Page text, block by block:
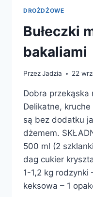
DROŻDŻOWE
Bułeczki
bakaliami
PrzezJadzia 22
Dobra przekąska
Delikatne, kruche
są bez dodatku
dżemem.
500 ml (2
dag cukier
1-1,2 kg rodzynki
keksowa – 1